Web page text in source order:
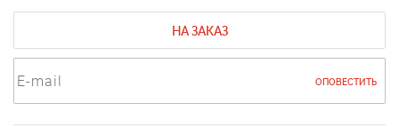
НА ЗАКАЗ
ОПОВЕСТИТЬ